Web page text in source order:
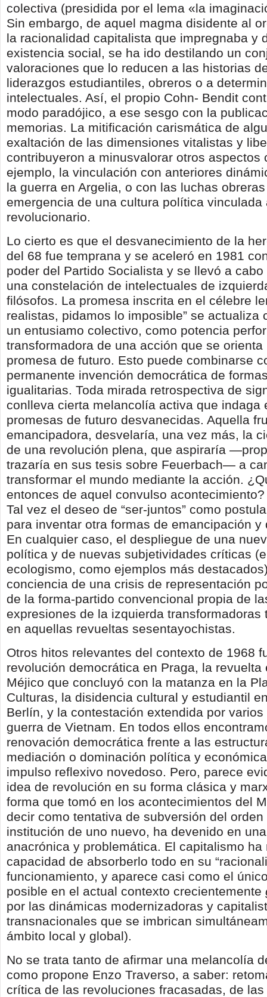
colectiva (presidida por el lema «la
Sin embargo, de aquel magma disidente al
la racionalidad capitalista que impregnaba y
existencia social, se ha ido destilando un
valoraciones que lo reducen a las historias
liderazgos estudiantiles, obreros o a
intelectuales. Así, el propio Cohn- Bendit
modo paradójico, a ese sesgo con la
memorias. La mitificación carismática de
exaltación de las dimensiones vitalistas y
contribuyeron a minusvalorar otros aspectos
ejemplo, la vinculación con anteriores
la guerra en Argelia, o con las luchas
emergencia de una cultura política vinculada
revolucionario.
Lo cierto es que el desvanecimiento de la
del 68 fue temprana y se aceleró en 1981
poder del Partido Socialista y se llevó a
una constelación de intelectuales de
filósofos. La promesa inscrita en el célebre
realistas, pidamos lo imposible” se actualiza
un entusiamo colectivo, como potencia
transformadora de una acción que se orienta
promesa de futuro. Esto puede combinarse
permanente invención democrática de
igualitarias. Toda mirada retrospectiva de
conlleva cierta melancolía activa que indaga
promesas de futuro desvanecidas. Aquella
emancipadora, desvelaría, una vez más, la
de una revolución plena, que aspiraría
trazaría en sus tesis sobre Feuerbach— a
transformar el mundo mediante la acción.
entonces de aquel convulso
Tal vez el deseo de “ser-juntos” como
para inventar otra formas de emancipación y
En cualquier caso, el despliegue de una
política y de nuevas subjetividades críticas
ecologismo, como ejemplos más
conciencia de una crisis de representación
de la forma-partido convencional propia de
expresiones de la izquierda transformadoras
en aquellas revueltas sesentayochistas.
Otros hitos relevantes del contexto de 1968
revolución democrática en Praga, la revuelta
Méjico que concluyó con la matanza en la
Culturas, la disidencia cultural y estudiantil
Berlín, y la contestación extendida por
guerra de Vietnam. En todos ellos
renovación democrática frente a las
mediación o dominación política y
impulso reflexivo novedoso. Pero, parece
idea de revolución en su forma clásica y
forma que tomó en los acontecimientos del
decir como tentativa de subversión del
institución de uno nuevo, ha devenido en
anacrónica y problemática. El capitalismo ha
capacidad de absorberlo todo en su
funcionamiento, y aparece casi como el
posible en el actual contexto crecientemente
por las dinámicas modernizadoras y
transnacionales que se imbrican
ámbito local y global).
No se trata tanto de afirmar una melancolía
como propone Enzo Traverso, a saber:
crítica de las revoluciones fracasadas, de